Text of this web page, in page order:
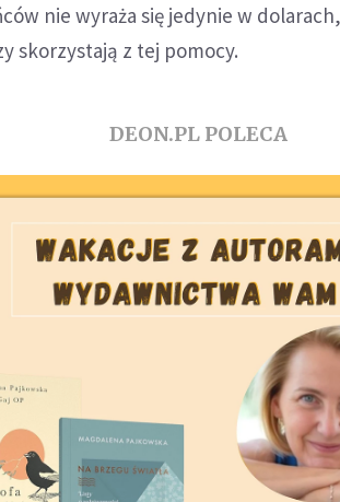
nie wyraża się jedynie w
skorzystają z tej pomocy.
DEON.PL POLECA